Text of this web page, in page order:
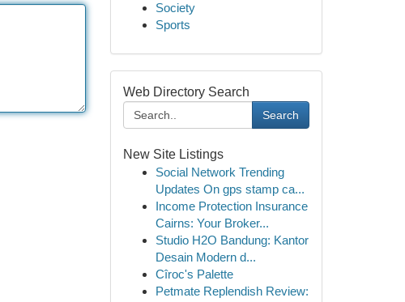
Society
Sports
Web Directory Search
Search
New Site Listings
Social Network Trending
Updates On gps stamp ca...
Income Protection Insurance
Cairns: Your Broker...
Studio H2O Bandung: Kantor
Desain Modern d...
Cîroc's Palette
Petmate Replendish Review: